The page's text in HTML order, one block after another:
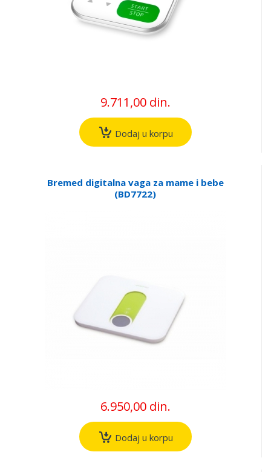
9.711,00 din.
Dodaj u korpu
Bremed digitalna vaga za mame i bebe
(BD7722)
6.950,00 din.
Dodaj u korpu